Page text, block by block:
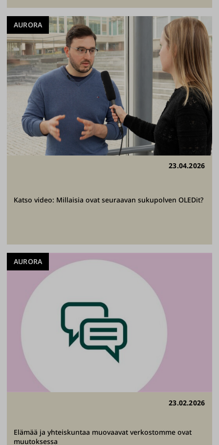
23.04.2026
Katso video: Millaisia ovat seuraavan sukupolven OLEDit?
AURORA
23.02.2026
Elämää ja yhteiskuntaa muovaavat verkostomme ovat
muutoksessa
AURORA